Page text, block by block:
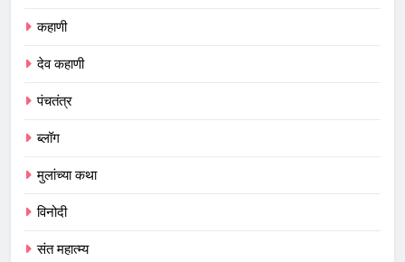
कहाणी
देव कहाणी
पंचतंत्र
ब्लॉग
मुलांच्या कथा
विनोदी
संत महात्म्य